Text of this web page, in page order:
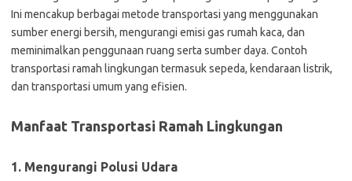
Ini mencakup berbagai metode transportasi yang menggunakan
sumber energi bersih, mengurangi emisi gas rumah kaca, dan
meminimalkan penggunaan ruang serta sumber daya. Contoh
transportasi ramah lingkungan termasuk sepeda, kendaraan listrik,
dan transportasi umum yang efisien.
Manfaat Transportasi Ramah Lingkungan
1. Mengurangi Polusi Udara